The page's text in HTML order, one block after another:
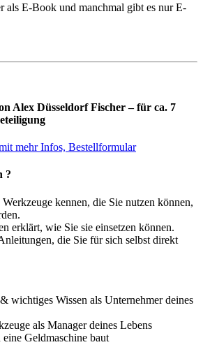
als E-Book und manchmal gibt es nur E-
Alex Düsseldorf Fischer – für ca. 7
mehr Infos, Bestellformular
?
kennen, die Sie nutzen können,
erklärt, wie Sie sie einsetzen können.
die Sie für sich selbst direkt
wichtiges Wissen als Unternehmer deines
als Manager deines Lebens
Geldmaschine baut